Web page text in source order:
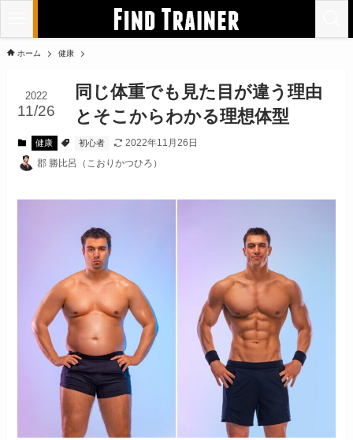
ホーム 健康
同じ体重でも見た目が違う理由
とそこからわかる理想体型
2022
11/26
健康 初心者
2022年11月26日
郡 勝比呂（こおりかつひろ）